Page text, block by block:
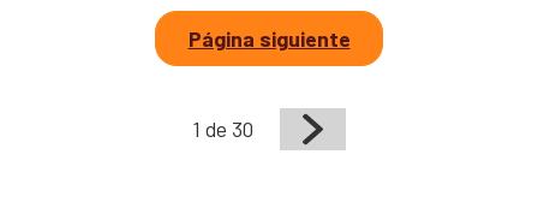
Página siguiente
1 de 30